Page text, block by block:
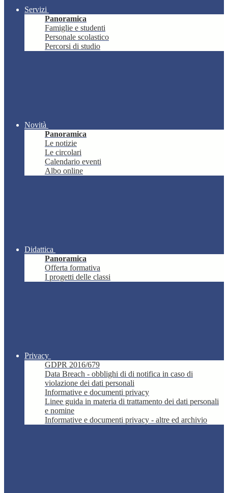
Servizi
Panoramica
Famiglie e studenti
Personale scolastico
Percorsi di studio
Novità
Panoramica
Le notizie
Le circolari
Calendario eventi
Albo online
Didattica
Panoramica
Offerta formativa
I progetti delle classi
Privacy
GDPR 2016/679
Data Breach - obblighi di di notifica in caso di
violazione dei dati personali
Informative e documenti privacy
Linee guida in materia di trattamento dei dati personali
e nomine
Informative e documenti privacy - altre ed archivio